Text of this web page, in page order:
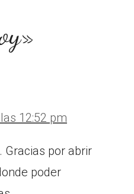
12:52 pm
Gracias por abrir
poder